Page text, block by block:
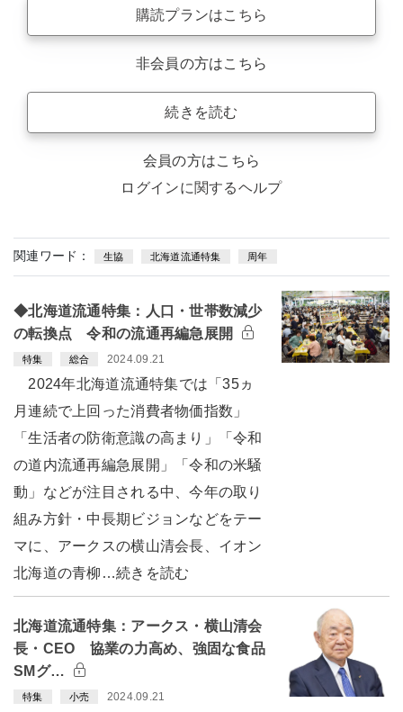
購読プランはこちら
非会員の方はこちら
続きを読む
会員の方はこちら
ログインに関するヘルプ
関連ワード： 生協 北海道流通特集 周年
◆北海道流通特集：人口・世帯数減少
の転換点 令和の流通再編急展開
特集 総合 2024.09.21
2024年北海道流通特集では「35ヵ
月連続で上回った消費者物価指数」
「生活者の防衛意識の高まり」「令和
の道内流通再編急展開」「令和の米騒
動」などが注目される中、今年の取り
組み方針・中長期ビジョンなどをテー
マに、アークスの横山清会長、イオン
北海道の青柳…続きを読む
北海道流通特集：アークス・横山清会
長・CEO 協業の力高め、強固な食品
SMグ…
特集 小売 2024.09.21